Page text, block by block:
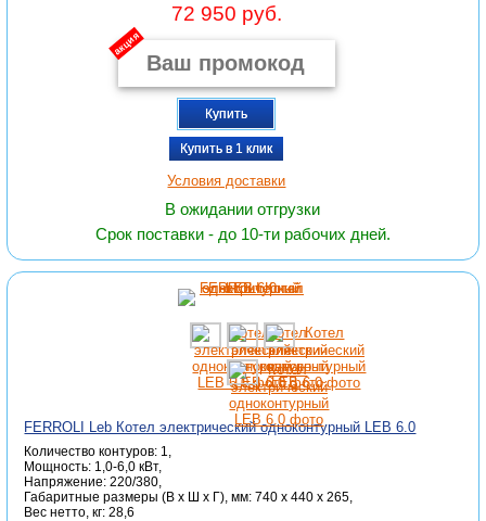
72 950 руб.
акция
Купить
Купить в 1 клик
Условия доставки
В ожидании отгрузки
Срок поставки - до 10-ти рабочих дней.
FERROLI Leb Котел электрический одноконтурный LEB 6.0
Количество контуров: 1,
Мощность: 1,0-6,0 кВт,
Напряжение: 220/380,
Габаритные размеры (В x Ш x Г), мм: 740 x 440 x 265,
Вес нетто, кг: 28,6